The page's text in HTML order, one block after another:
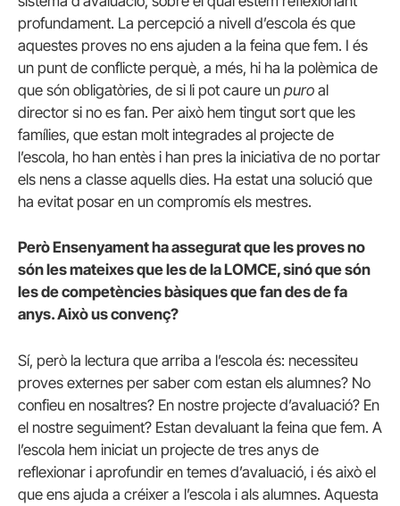
profundament. La percepció a nivell d’escola és que
aquestes proves no ens ajuden a la feina que fem. I és
un punt de conflicte perquè, a més, hi ha la polèmica de
que són obligatòries, de si li pot caure un puro al
director si no es fan. Per això hem tingut sort que les
famílies, que estan molt integrades al projecte de
l’escola, ho han entès i han pres la iniciativa de no portar
els nens a classe aquells dies. Ha estat una solució que
ha evitat posar en un compromís els mestres.
Però Ensenyament ha assegurat que les proves no
són les mateixes que les de la LOMCE, sinó que són
les de competències bàsiques que fan des de fa
anys. Això us convenç?
Sí, però la lectura que arriba a l’escola és: necessiteu
proves externes per saber com estan els alumnes? No
confieu en nosaltres? En nostre projecte d’avaluació? En
el nostre seguiment? Estan devaluant la feina que fem. A
l’escola hem iniciat un projecte de tres anys de
reflexionar i aprofundir en temes d’avaluació, i és això el
que ens ajuda a créixer a l’escola i als alumnes. Aquesta